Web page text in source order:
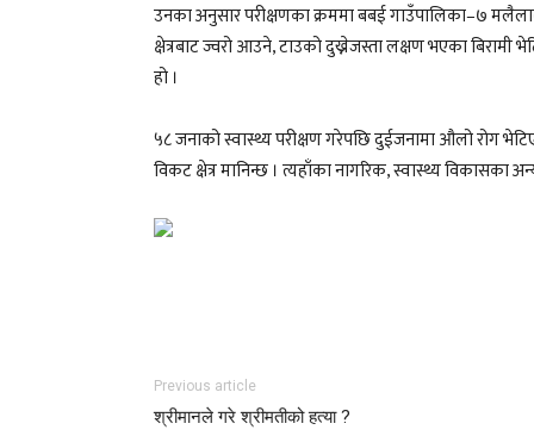
उनका अनुसार परीक्षणका क्रममा बबई गाउँपालिका–७
क्षेत्रबाट ज्वरो आउने, टाउको दुख्नेजस्ता लक्षण भएका बिरामी
हो ।
५८ जनाको स्वास्थ्य परीक्षण गरेपछि दुईजनामा औलो रोग
विकट क्षेत्र मानिन्छ । त्यहाँका नागरिक, स्वास्थ्य विकासका
Previous article
श्रीमानले गरे श्रीमतीको हत्या ?